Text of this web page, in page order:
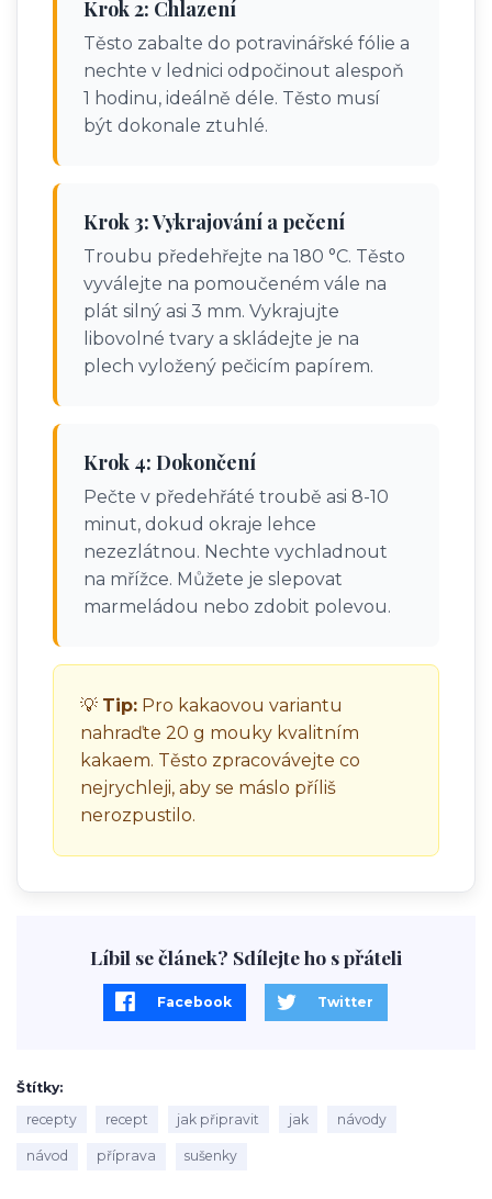
Krok 2: Chlazení
Těsto zabalte do potravinářské fólie a
nechte v lednici odpočinout alespoň
1 hodinu, ideálně déle. Těsto musí
být dokonale ztuhlé.
Krok 3: Vykrajování a pečení
Troubu předehřejte na 180 °C. Těsto
vyválejte na pomoučeném vále na
plát silný asi 3 mm. Vykrajujte
libovolné tvary a skládejte je na
plech vyložený pečicím papírem.
Krok 4: Dokončení
Pečte v předehřáté troubě asi 8-10
minut, dokud okraje lehce
nezezlátnou. Nechte vychladnout
na mřížce. Můžete je slepovat
marmeládou nebo zdobit polevou.
💡 Tip: Pro kakaovou variantu
nahraďte 20 g mouky kvalitním
kakaem. Těsto zpracovávejte co
nejrychleji, aby se máslo příliš
nerozpustilo.
Líbil se článek? Sdílejte ho s přáteli
Facebook Twitter
Štítky
recepty
recept jak připravit jak návody
návod příprava sušenky